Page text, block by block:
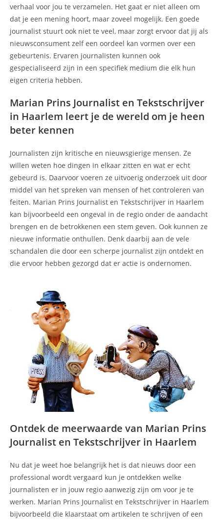
verhaal voor jou te verzamelen. Het gaat er niet alleen om
dat je een mening hoort, maar zoveel mogelijk. Een goede
journalist stuurt ook niet te veel, maar zorgt ervoor dat jij als
nieuwsconsument zelf een oordeel kan vormen over een
gebeurtenis. Ervaren journalisten kunnen ook
gespecialiseerd zijn in een specifiek medium die elk hun
eigen criteria hebben.
Marian Prins Journalist en Tekstschrijver
in Haarlem leert je de wereld om je heen
beter kennen
Journalisten zijn kritische en nieuwsgierige mensen. Ze
willen weten hoe dingen in elkaar zitten en wat er echt
gebeurd is. Daarvoor voeren ze uitvoerig onderzoek uit door
middel van het spreken van mensen of het controleren van
feiten. Marian Prins Journalist en Tekstschrijver in Haarlem
kan bijvoorbeeld een ongeval in de regio onder de aandacht
brengen en de betrokkenen een stem geven. Ook kunnen ze
nieuwe informatie onthullen. Denk daarbij aan de vele
schandalen die door een scherpe journalist zijn ontdekt en
die ervoor hebben gezorgd dat er actie is ondernomen.
Ontdek de meerwaarde van Marian Prins
Journalist en Tekstschrijver in Haarlem
Nu dat je weet hoe belangrijk het is dat nieuws door een
professional wordt vergaard kun je ontdekken welke
journalisten er in jouw regio aanwezig zijn om voor je te
werken. Marian Prins Journalist en Tekstschrijver in Haarlem
bijvoorbeeld die klaarstaat om artikelen te schrijven of een